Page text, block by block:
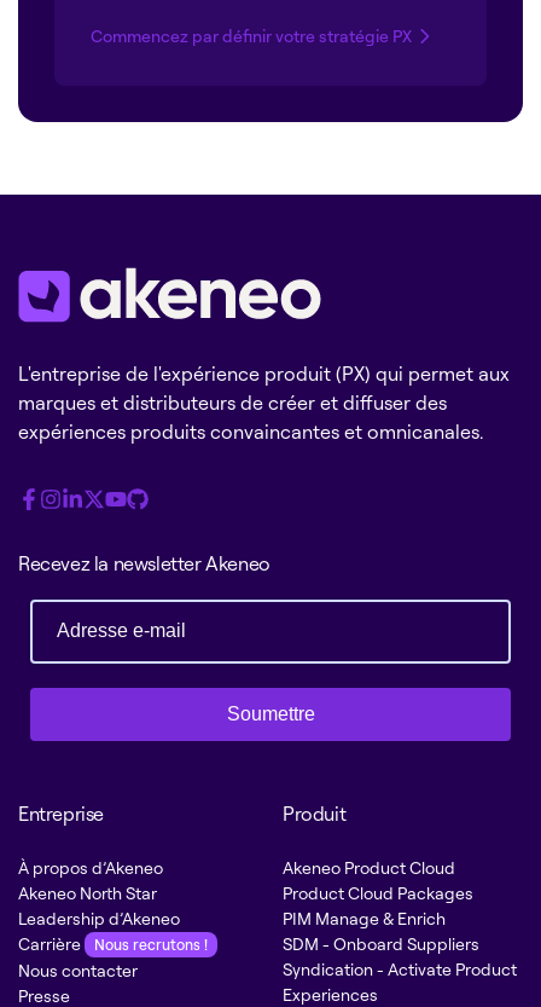
Commencez par définir votre stratégie PX
L'entreprise de l'expérience produit (PX) qui permet aux
marques et distributeurs de créer et diffuser des
expériences produits convaincantes et omnicanales.
Recevez la newsletter Akeneo
Soumettre
Entreprise
À propos d’Akeneo
Akeneo North Star
Leadership d’Akeneo
Carrière
Nous recrutons !
Nous contacter
Presse
Produit
Akeneo Product Cloud
Product Cloud Packages
PIM Manage & Enrich
SDM - Onboard Suppliers
Syndication - Activate Product
Experiences